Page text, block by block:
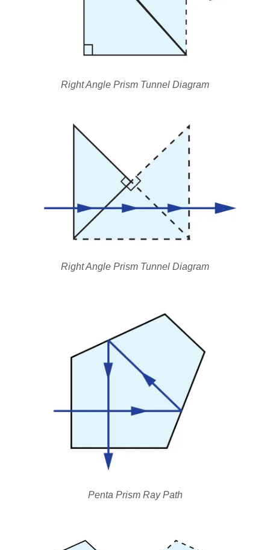
Right Angle Prism Tunnel Diagram
Right Angle Prism Tunnel Diagram
Penta Prism Ray Path